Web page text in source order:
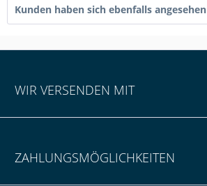
Kunden haben sich ebenfalls angesehen
WIR VERSENDEN MIT
ZAHLUNGSMÖGLICHKEITEN